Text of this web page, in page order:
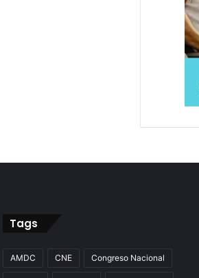
Tags
AMDC CNE Congreso Nacional